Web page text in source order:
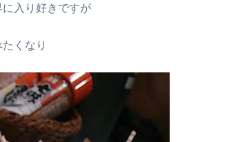
入り好きですが
くなり